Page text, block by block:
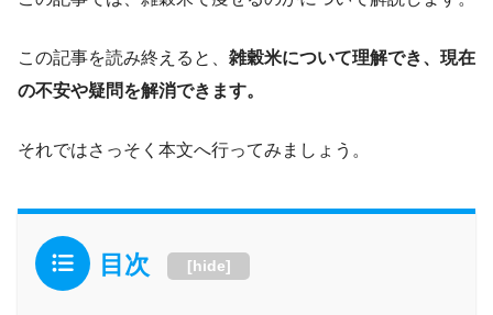
この記事を読み終えると、 雑穀米について理解でき、現在
の不安や疑問を解消できます。
それではさっそく本文へ行ってみましょう。
目次 [hide]